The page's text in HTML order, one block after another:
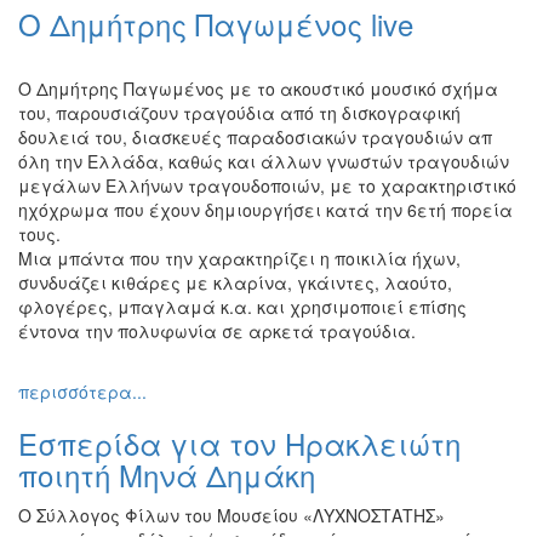
Ο Δημήτρης Παγωμένος live
Ο Δημήτρης Παγωμένος με το ακουστικό μουσικό σχήμα
του, παρουσιάζουν τραγούδια από τη δισκογραφική
δουλειά του, διασκευές παραδοσιακών τραγουδιών απ
όλη την Ελλάδα, καθώς και άλλων γνωστών τραγουδιών
μεγάλων Ελλήνων τραγουδοποιών, με το χαρακτηριστικό
ηχόχρωμα που έχουν δημιουργήσει κατά την 6ετή πορεία
τους.
Μια μπάντα που την χαρακτηρίζει η ποικιλία ήχων,
συνδυάζει κιθάρες με κλαρίνα, γκάιντες, λαούτο,
φλογέρες, μπαγλαμά κ.α. και χρησιμοποιεί επίσης
έντονα την πολυφωνία σε αρκετά τραγούδια.
περισσότερα...
Εσπερίδα για τον Ηρακλειώτη
ποιητή Μηνά Δημάκη
O Σύλλογος Φίλων του Μουσείου «ΛΥΧΝΟΣΤΑΤΗΣ»